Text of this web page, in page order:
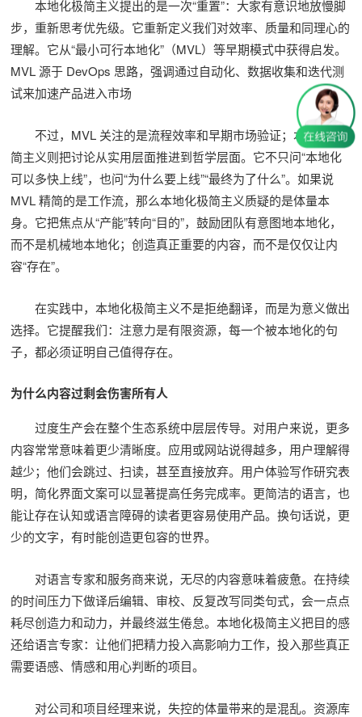
本地化极简主义提出的是一次“重置”：大家有意识地放慢脚
步，重新思考优先级。它重新定义我们对效率、质量和同理心的
理解。它从“最小可行本地化”（MVL）等早期模式中获得启发。
MVL 源于 DevOps 思路，强调通过自动化、数据收集和迭代测
试来加速产品进入市场
不过，MVL 关注的是流程效率和早期市场验证；本地化极
简主义则把讨论从实用层面推进到哲学层面。它不只问“本地化
可以多快上线”，也问“为什么要上线”“最终为了什么”。如果说
MVL 精简的是工作流，那么本地化极简主义质疑的是体量本
身。它把焦点从“产能”转向“目的”，鼓励团队有意图地本地化，
而不是机械地本地化；创造真正重要的内容，而不是仅仅让内
容“存在”。
在实践中，本地化极简主义不是拒绝翻译，而是为意义做出
选择。它提醒我们：注意力是有限资源，每一个被本地化的句
子，都必须证明自己值得存在。
为什么内容过剩会伤害所有人
过度生产会在整个生态系统中层层传导。对用户来说，更多
内容常常意味着更少清晰度。应用或网站说得越多，用户理解得
越少；他们会跳过、扫读，甚至直接放弃。用户体验写作研究表
明，简化界面文案可以显著提高任务完成率。更简洁的语言，也
能让存在认知或语言障碍的读者更容易使用产品。换句话说，更
少的文字，有时能创造更包容的世界。
对语言专家和服务商来说，无尽的内容意味着疲惫。在持续
的时间压力下做译后编辑、审校、反复改写同类句式，会一点点
耗尽创造力和动力，并最终滋生倦怠。本地化极简主义把目的感
还给语言专家：让他们把精力投入高影响力工作，投入那些真正
需要语感、情感和用心判断的项目。
对公司和项目经理来说，失控的体量带来的是混乱。资源库